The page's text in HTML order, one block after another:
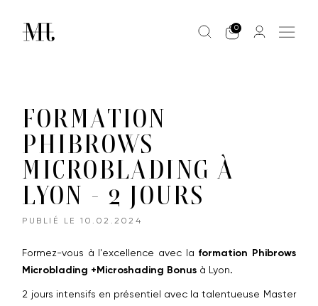
0
FORMATION
PHIBROWS
MICROBLADING À
LYON - 2 JOURS
PUBLIÉ LE10.02.2024
Formez-vous à l'excellence avec la formation Phibrows
Microblading +Microshading Bonus à Lyon.
2 jours intensifs en présentiel avec la talentueuse Master